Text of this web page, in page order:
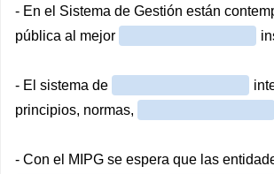
- En el Sistema de Gestión están
pública al mejor
- El sistema de
principios, normas,
- Con el MIPG se espera que las